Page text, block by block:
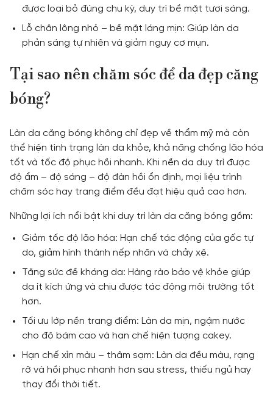
được loại bỏ đúng chu kỳ, duy trì bề mặt tươi sáng.
Lỗ chân lông nhỏ – bề mặt láng mịn: Giúp làn da
phản sáng tự nhiên và giảm nguy cơ mụn.
Tại sao nên chăm sóc để da đẹp căng
bóng?
Làn da căng bóng không chỉ đẹp về thẩm mỹ mà còn
thể hiện tình trạng làn da khỏe, khả năng chống lão hóa
tốt và tốc độ phục hồi nhanh. Khi nền da duy trì được
độ ẩm – độ sáng – độ đàn hồi ổn định, mọi liệu trình
chăm sóc hay trang điểm đều đạt hiệu quả cao hơn.
Những lợi ích nổi bật khi duy trì làn da căng bóng gồm:
Giảm tốc độ lão hóa: Hạn chế tác động của gốc tự
do, giảm hình thành nếp nhăn và chảy xệ.
Tăng sức đề kháng da: Hàng rào bảo vệ khỏe giúp
da ít kích ứng và chịu được tác động môi trường tốt
hơn.
Tối ưu lớp nền trang điểm: Làn da mịn, ngậm nước
cho độ bám cao và hạn chế hiện tượng cakey.
Hạn chế xỉn màu – thâm sạm: Làn da đều màu, rạng
rỡ và hồi phục nhanh hơn sau stress, thiếu ngủ hay
thay đổi thời tiết.